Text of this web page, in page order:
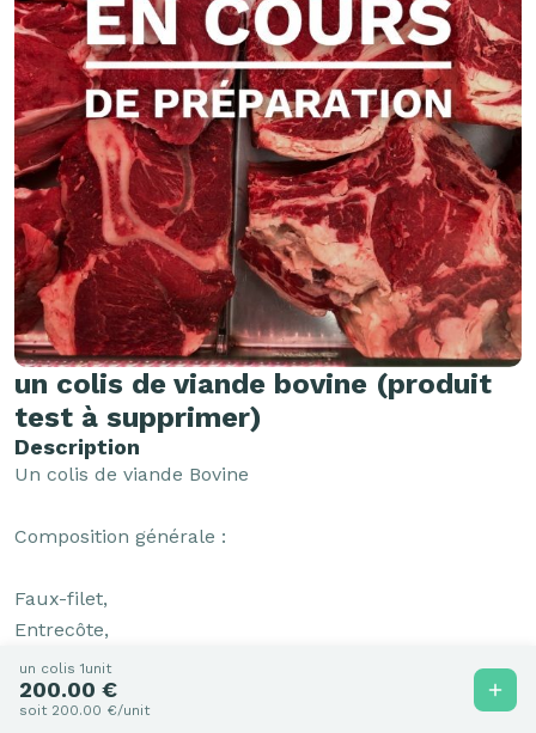
un colis de viande bovine (produit
test à supprimer)
Description
Un colis de viande Bovine
Composition générale :
Faux-filet,
Entrecôte,
Basse-côte,
Tournedos,
Bavette,
un colis 1unit
200.00 €
soit 200.00 €/unit